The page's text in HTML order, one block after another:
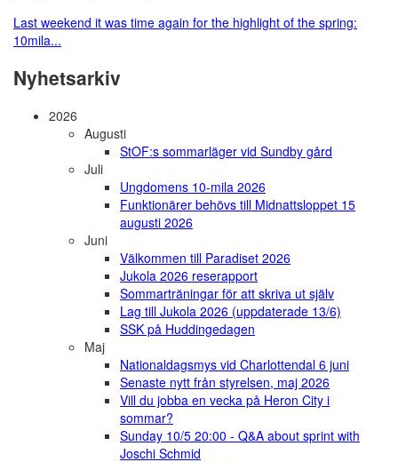
Last weekend it was time again for the highlight of the spring:
10mila...
Nyhetsarkiv
2026
Augusti
StOF:s sommarläger vid Sundby gård
Juli
Ungdomens 10-mila 2026
Funktionärer behövs till Midnattsloppet 15
augusti 2026
Juni
Välkommen till Paradiset 2026
Jukola 2026 reserapport
Sommarträningar för att skriva ut själv
Lag till Jukola 2026 (uppdaterade 13/6)
SSK på Huddingedagen
Maj
Nationaldagsmys vid Charlottendal 6 juni
Senaste nytt från styrelsen, maj 2026
Vill du jobba en vecka på Heron City i
sommar?
Sunday 10/5 20:00 - Q&A about sprint with
Joschi Schmid